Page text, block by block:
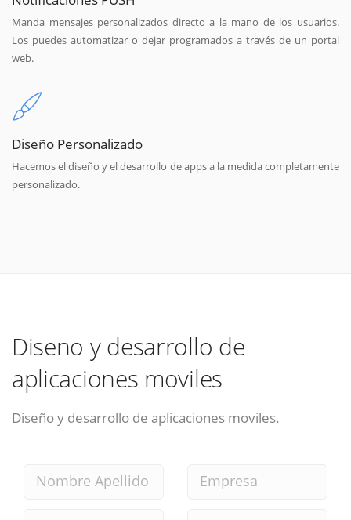
Manda mensajes personalizados directo a la mano de los usuarios.
Los puedes automatizar o dejar programados a través de un portal
web.
Diseño Personalizado
Hacemos el diseño y el desarrollo de apps a la medida completamente
personalizado.
Diseno y desarrollo de
aplicaciones moviles
Diseño y desarrollo de aplicaciones moviles.